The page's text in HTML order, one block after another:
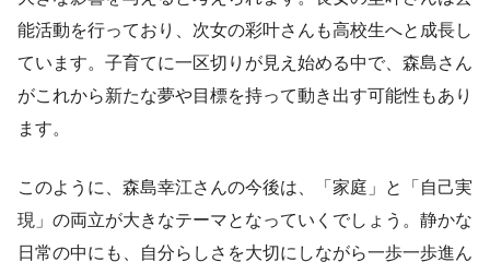
能活動を行っており、次女の彩叶さんも高校生へと成長し
ています。子育てに一区切りが見え始める中で、森島さん
がこれから新たな夢や目標を持って動き出す可能性もあり
ます。
このように、森島幸江さんの今後は、「家庭」と「自己実
現」の両立が大きなテーマとなっていくでしょう。静かな
日常の中にも、自分らしさを大切にしながら一歩一歩進ん